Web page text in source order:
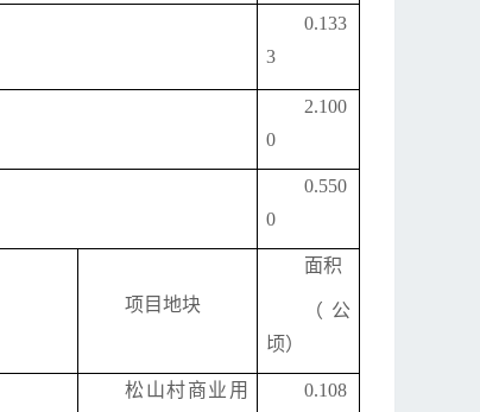
0.133
3
2.100
0
0.550
0
项目地块
面积
（公
顷）
松山村商业用
0.108